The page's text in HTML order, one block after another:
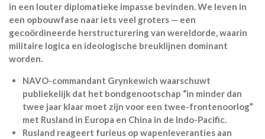
in een louter diplomatieke impasse bevinden. We leven in
een opbouwfase naar iets veel groters — een
gecoördineerde herstructurering van wereldorde, waarin
militaire logica en ideologische breuklijnen dominant
worden.
NAVO-commandant Grynkewich waarschuwt
publiekelijk dat het bondgenootschap “in minder dan
twee jaar klaar moet zijn voor een twee-frontenoorlog”
met Rusland in Europa en China in de Indo-Pacific.
Rusland reageert furieus op wapenleveranties aan